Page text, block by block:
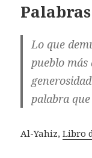
Lo que
pueblo más
palabra
Al-Yahiz,Libro